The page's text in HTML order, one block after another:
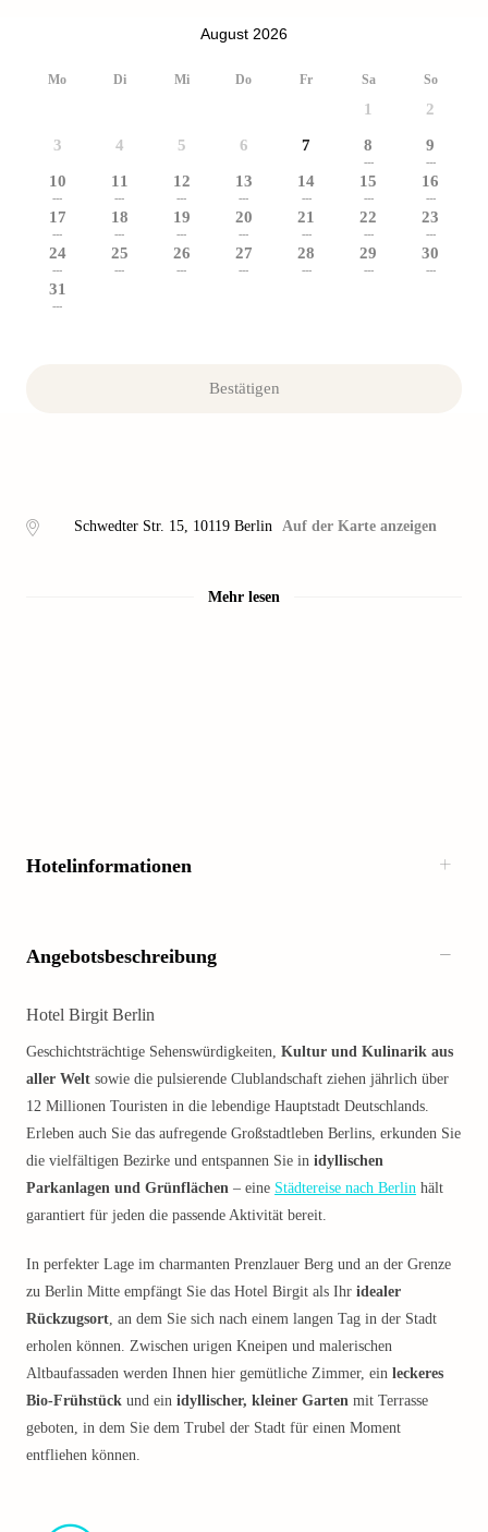
August 2026
Mo Di Mi Do Fr Sa So
1 2
3 4 5 6 7 8
---
9
---
10
---
11
---
12
---
13
---
14
---
15
---
16
---
17
---
18
---
19
---
20
---
21
---
22
---
23
---
24
---
25
---
26
---
27
---
28
---
29
---
30
---
31
---
Bestätigen
Schwedter Str. 15, 10119 Berlin Auf der Karte anzeigen
Mehr lesen
Hotelinformationen
Angebotsbeschreibung
Hotel Birgit Berlin
Geschichtsträchtige Sehenswürdigkeiten, Kultur und Kulinarik aus
aller Welt sowie die pulsierende Clublandschaft ziehen jährlich über
12 Millionen Touristen in die lebendige Hauptstadt Deutschlands.
Erleben auch Sie das aufregende Großstadtleben Berlins, erkunden Sie
die vielfältigen Bezirke und entspannen Sie in idyllischen
Parkanlagen und Grünflächen – eine Städtereise nach Berlin hält
garantiert für jeden die passende Aktivität bereit.
In perfekter Lage im charmanten Prenzlauer Berg und an der Grenze
zu Berlin Mitte empfängt Sie das Hotel Birgit als Ihr idealer
Rückzugsort, an dem Sie sich nach einem langen Tag in der Stadt
erholen können. Zwischen urigen Kneipen und malerischen
Altbaufassaden werden Ihnen hier gemütliche Zimmer, ein leckeres
Bio-Frühstück und ein idyllischer, kleiner Garten mit Terrasse
geboten, in dem Sie dem Trubel der Stadt für einen Moment
entfliehen können.